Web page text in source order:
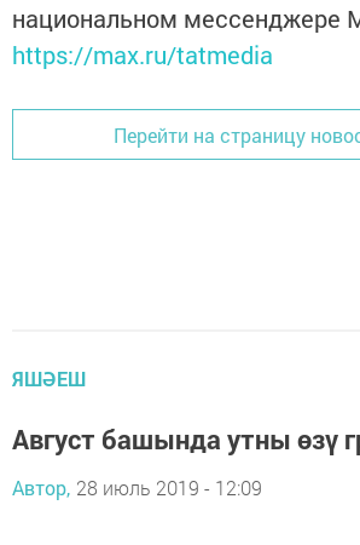
национальном мессенджере
https://max.ru/tatmedia
Перейти на страницу
ЯШӘЕШ
Август башында утны өзү
Автор, 28 июль 2019 - 12:09